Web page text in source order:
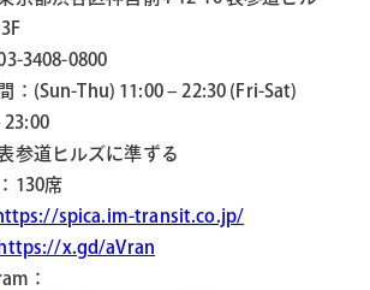
3408-0800
：(Sun-Thu) 11:00 – 22:30 (Fri-Sat)
23:00
参道ヒルズに準ずる
130席
spica.im-transit.co.jp/
https://x.gd/aVran
：